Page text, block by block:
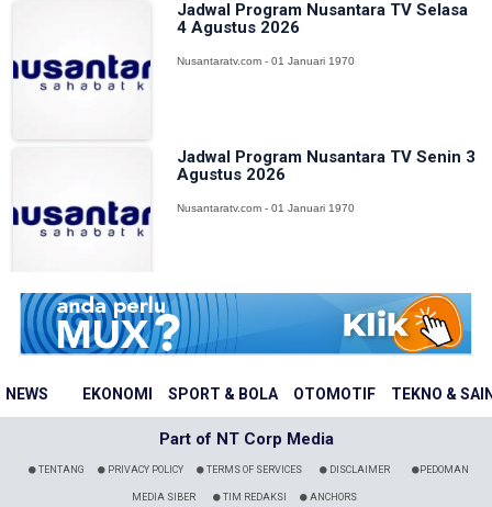
NEWS EKONOMI SPORT & BOLA OTOMOTIF TEKNO &
Jadwal Program Nusantara TV Selasa
4 Agustus 2026
Nusantaratv.com - 01 Januari 1970
Jadwal Program Nusantara TV Senin 3
Agustus 2026
Nusantaratv.com - 01 Januari 1970
Part of NT Corp Media
TENTANG PRIVACY POLICY TERMS OF SERVICES DISCLAIMER PEDOMAN
MEDIA SIBER TIM REDAKSI ANCHORS